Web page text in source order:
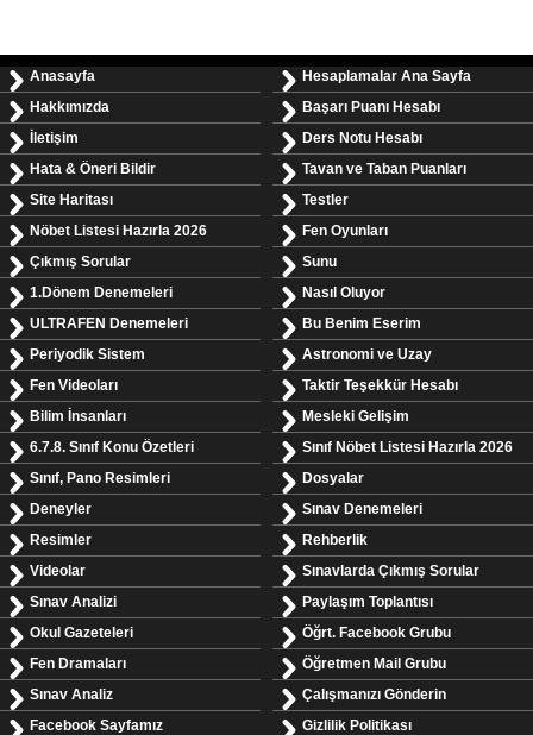
Anasayfa
Hakkımızda
İletişim
Hata & Öneri Bildir
Site Haritası
Nöbet Listesi Hazırla 2026
Çıkmış Sorular
1.Dönem Denemeleri
ULTRAFEN Denemeleri
Periyodik Sistem
Fen Videoları
Bilim İnsanları
6.7.8. Sınıf Konu Özetleri
Sınıf, Pano Resimleri
Deneyler
Resimler
Videolar
Sınav Analizi
Okul Gazeteleri
Fen Dramaları
Sınav Analiz
Facebook Sayfamız
Hesaplamalar Ana Sayfa
Başarı Puanı Hesabı
Ders Notu Hesabı
Tavan ve Taban Puanları
Testler
Fen Oyunları
Sunu
Nasıl Oluyor
Bu Benim Eserim
Astronomi ve Uzay
Taktir Teşekkür Hesabı
Mesleki Gelişim
Sınıf Nöbet Listesi Hazırla 2026
Dosyalar
Sınav Denemeleri
Rehberlik
Sınavlarda Çıkmış Sorular
Paylaşım Toplantısı
Öğrt. Facebook Grubu
Öğretmen Mail Grubu
Çalışmanızı Gönderin
Gizlilik Politikası